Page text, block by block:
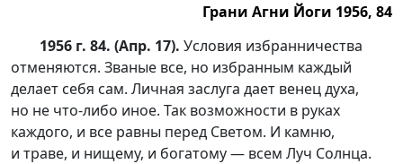
Грани Агни Йоги 1956, 84
1956 г. 84. (Апр. 17). Условия избранничества
отменяются. Званые все, но избранным каждый
делает себя сам. Личная заслуга дает венец духа,
но не что-либо иное. Так возможности в руках
каждого, и все равны перед Светом. И камню,
и траве, и нищему, и богатому — всем Луч Солнца.